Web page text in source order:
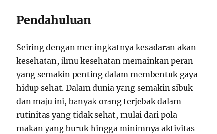
Pendahuluan
Seiring dengan meningkatnya kesadaran akan
kesehatan, ilmu kesehatan memainkan peran
yang semakin penting dalam membentuk gaya
hidup sehat. Dalam dunia yang semakin sibuk
dan maju ini, banyak orang terjebak dalam
rutinitas yang tidak sehat, mulai dari pola
makan yang buruk hingga minimnya aktivitas